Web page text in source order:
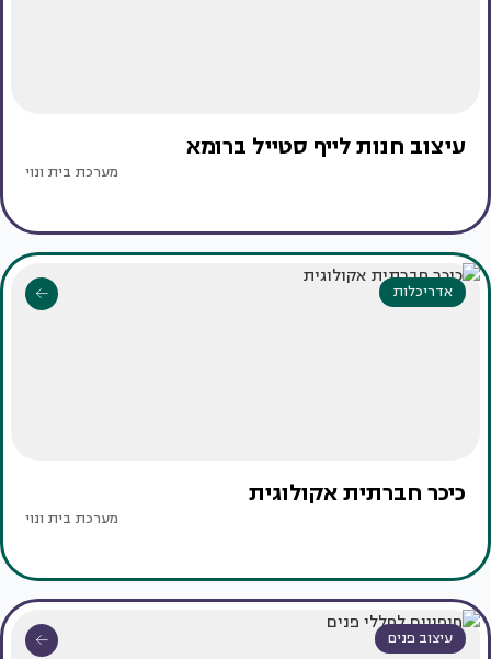
עיצוב חנות לייף סטייל ברומא
מערכת בית ונוי
אדריכלות
כיכר חברתית אקולוגית
מערכת בית ונוי
עיצוב פנים